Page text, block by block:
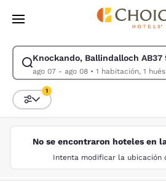
Pasar A Contenido Principal
Knockando, Ballindalloch AB37
ago 07 - ago 08• 1 habitación,
Modificar la búsqueda de Knockando,
Ordenar y filtrar
1
No se encontraron hoteles en
Intenta modificar la ubicación